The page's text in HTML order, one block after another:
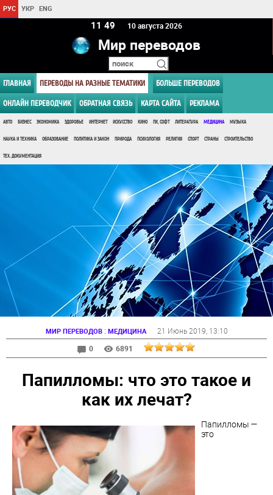
РУС УКР ENG
11 49 10 августа 2026
Мир переводов
ГЛАВНАЯ ПЕРЕВОДЫ НА РАЗНЫЕ ТЕМАТИКИ БОЛЬШЕ ПЕРЕВОДОВ
ОНЛАЙН ПЕРЕВОДЧИК ОБРАТНАЯ СВЯЗЬ КАРТА САЙТА РЕКЛАМА
АВТО БИЗНЕС ЭКОНОМИКА ЗДОРОВЬЕ ИНТЕРНЕТ ИСКУССТВО КИНО ПК, СОФТ ЛИТЕРАТУРА МЕДИЦИНА МУЗЫКА
НАУКА И ТЕХНИКА ОБРАЗОВАНИЕ ПОЛИТИКА И ЗАКОН ПРИРОДА ПСИХОЛОГИЯ РЕЛИГИЯ СПОРТ СТРАНЫ СТРОИТЕЛЬСТВО
ТЕХ. ДОКУМЕНТАЦИЯ
МИР ПЕРЕВОДОВ: МЕДИЦИНА 21 Июнь 2019 , 13:10
0
6891
Папилломы: что это такое и
как их лечат?
Папилломы —
это